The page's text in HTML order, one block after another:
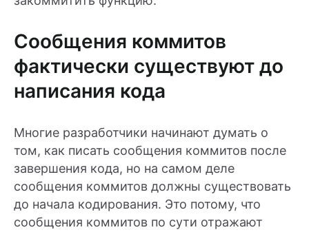
Сообщения коммитов
фактически существуют до
написания кода
Многие разработчики начинают думать о
том, как писать сообщения коммитов после
завершения кода, но на самом деле
сообщения коммитов должны существовать
до начала кодирования. Это потому, что
сообщения коммитов по сути отражают